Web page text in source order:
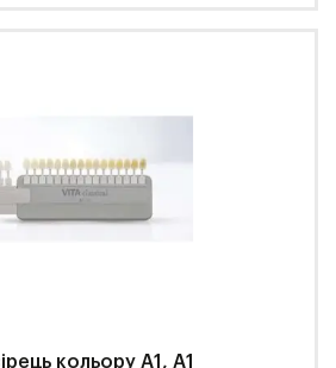
кольору A1, A1